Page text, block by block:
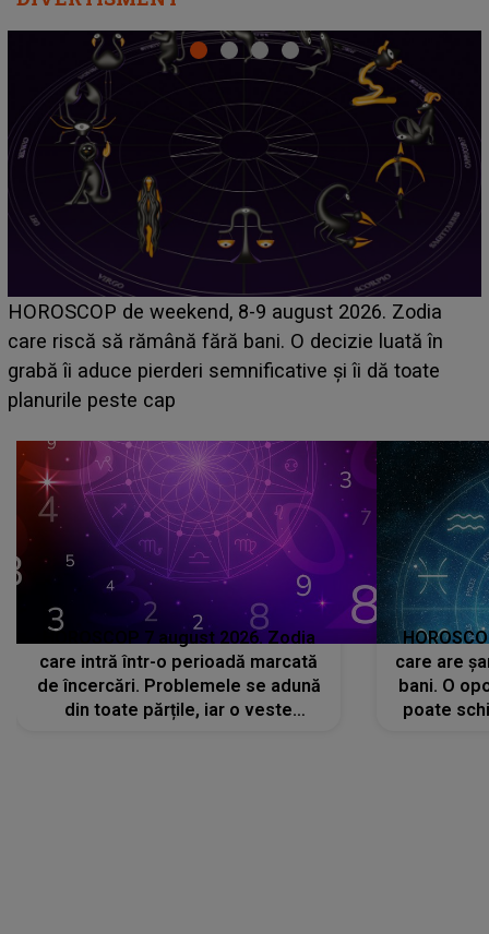
Emanuel a ținut ACEST DETALIU ASCUNS până
acum! În fața Alexandrei, concurentul din Casa Iubirii
face o MĂRTURISIRE NEAȘTEPTATĂ despre mama
sa: "I-am spus și ei în față, eu nu te iubesc pentru
HOROSCOP 7 august 2026. Zodia
care intră într-o perioadă marcată
de încercări. Problemele se adună
din toate părțile, iar o veste
care are
bani. O
poate